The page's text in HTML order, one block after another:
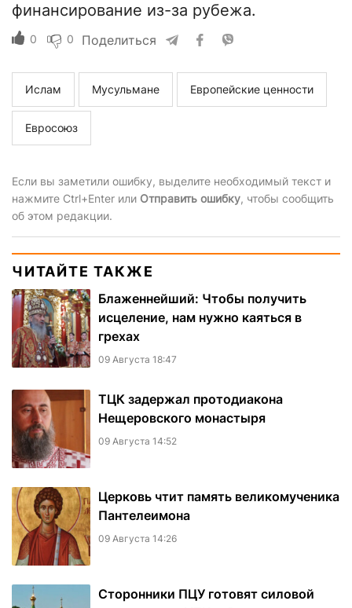
финансирование из-за рубежа.
0 0 Поделиться
Ислам Мусульмане Европейские ценности
Евросоюз
Если вы заметили ошибку, выделите необходимый текст и
нажмите Ctrl+Enter или Отправить ошибку, чтобы сообщить
об этом редакции.
ЧИТАЙТЕ ТАКЖЕ
Блаженнейший: Чтобы получить
исцеление, нам нужно каяться в
грехах
09 Августа 18:47
ТЦК задержал протодиакона
Нещеровского монастыря
09 Августа 14:52
Церковь чтит память великомученика
Пантелеимона
09 Августа 14:26
Сторонники ПЦУ готовят силовой